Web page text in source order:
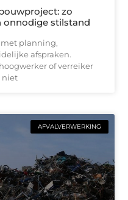
zo
onnodige stilstand
met planning,
afspraken.
of verreiker
niet
AFVALVERWERKING